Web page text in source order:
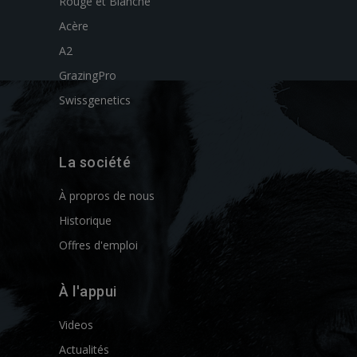
Acère
A2
GrazingPro
Swissgenetics
La société
À propros de nous
Historique
Offres d'emploi
À l'appui
Videos
Actualités